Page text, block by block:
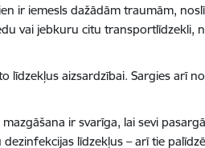
ir iemesls dažādām traumām,
vai jebkuru citu transportlīdzekli,
līdzekļus aizsardzībai. Sargies arī
ir svarīga, lai sevi
līdzekļus – arī tie